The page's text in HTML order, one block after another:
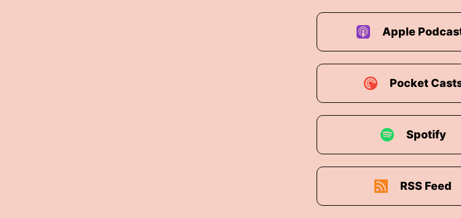
Apple
Pocket
Spotify
RSS Feed